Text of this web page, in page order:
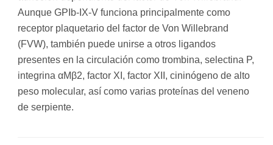
Aunque GPIb-IX-V funciona principalmente como
receptor plaquetario del factor de Von Willebrand
(FVW), también puede unirse a otros ligandos
presentes en la circulación como trombina, selectina P,
integrina αMβ2, factor XI, factor XII, cininógeno de alto
peso molecular, así como varias proteínas del veneno
de serpiente.